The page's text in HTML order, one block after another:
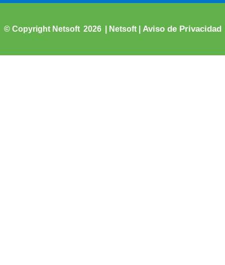
© Copyright Netsoft 2026 | Netsoft Aviso de Privacidad